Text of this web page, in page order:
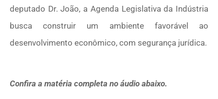
deputado Dr. João, a Agenda Legislativa da Indústria
busca construir um ambiente favorável ao
desenvolvimento econômico, com segurança jurídica.
Confira a matéria completa no áudio abaixo.